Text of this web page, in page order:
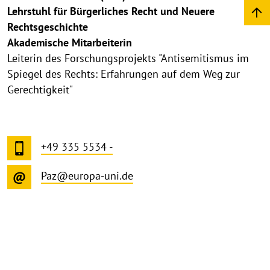
Lehrstuhl für Bürgerliches Recht und Neuere
Rechtsgeschichte
Akademische Mitarbeiterin
Leiterin des Forschungsprojekts "Antisemitismus im
Spiegel des Rechts: Erfahrungen auf dem Weg zur
Gerechtigkeit"
+49 335 5534 -
Paz@europa-uni.de